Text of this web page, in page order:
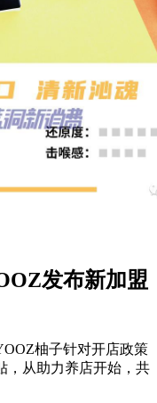
发布新加盟
柚子针对开店政策
，从助力养店开始，共